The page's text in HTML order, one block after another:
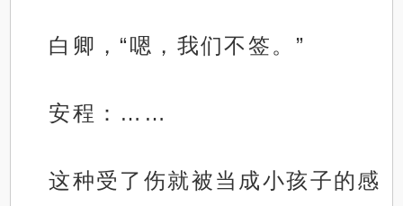
白卿，“嗯，我们不签。”
安程：……
这种受了伤就被当成小孩子的感